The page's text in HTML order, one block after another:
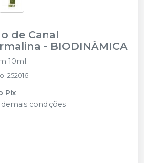
de Canal
- BIODINÂMICA
10ml.
: 252016
Pix
demais condições